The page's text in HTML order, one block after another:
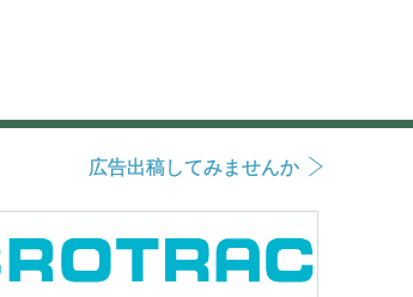
広告出稿してみませんか